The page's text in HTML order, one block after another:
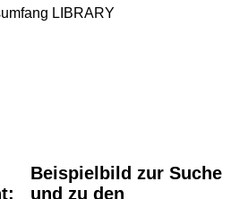
Beispielbild zur Suche
und zu den